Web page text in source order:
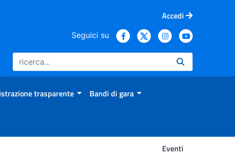
Accedi
Seguici su
trasparente Bandi di gara
Eventi